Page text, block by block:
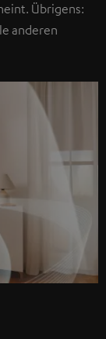
Übrigens:
anderen